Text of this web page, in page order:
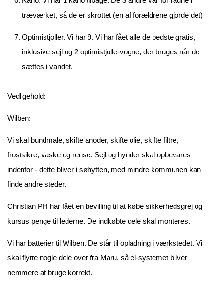
træværket, så de er skrottet (en af forældrene gjorde det)
Optimistjoller. Vi har 9. Vi har fået alle de bedste gratis,
inklusive sejl og 2 optimistjolle-vogne, der bruges når de
sættes i vandet.
Vedligehold:
Wilben:
Vi skal bundmale, skifte anoder, skifte olie, skifte filtre,
frostsikre, vaske og rense. Sejl og hynder skal opbevares
indenfor - dette bliver i søhytten, med mindre kommunen kan
finde andre steder.
Christian PH har fået en bevilling til at købe sikkerhedsgrej og
kursus penge til lederne. De indkøbte dele skal monteres.
Vi har batterier til Wilben. De står til opladning i værkstedet. Vi
skal flytte nogle dele over fra Maru, så el-systemet bliver
nemmere at bruge korrekt.